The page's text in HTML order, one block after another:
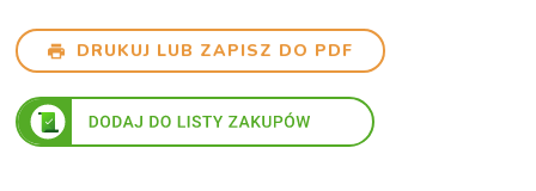
DRUKUJ LUB ZAPISZ DO PDF